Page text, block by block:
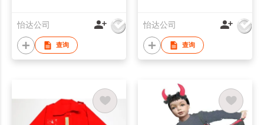
怡达公司
查询
怡达公司
查询